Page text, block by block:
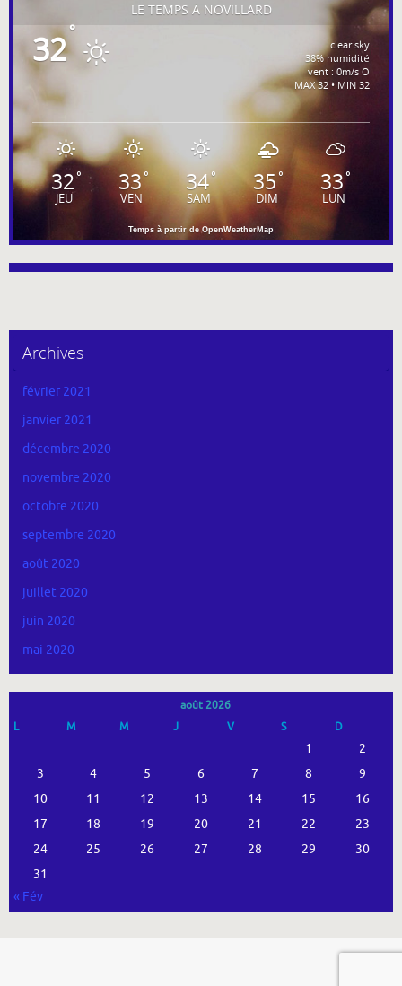
LE TEMPS À NOVILLARD
32°
clear sky
38% humidité
vent : 0m/s O
MAX 32 • MIN 32
32°
JEU
33°
VEN
34°
SAM
35°
DIM
33°
LUN
Temps à partir de OpenWeatherMap
Archives
février 2021
janvier 2021
décembre 2020
novembre 2020
octobre 2020
septembre 2020
août 2020
juillet 2020
juin 2020
mai 2020
août 2026
L
M M J V S D
1
2
3
4 5 6 7 8
9
10
11 12 13 14 15
16
17
18 19 20 21 22
23
24
25 26 27 28 29
30
31
« Fév